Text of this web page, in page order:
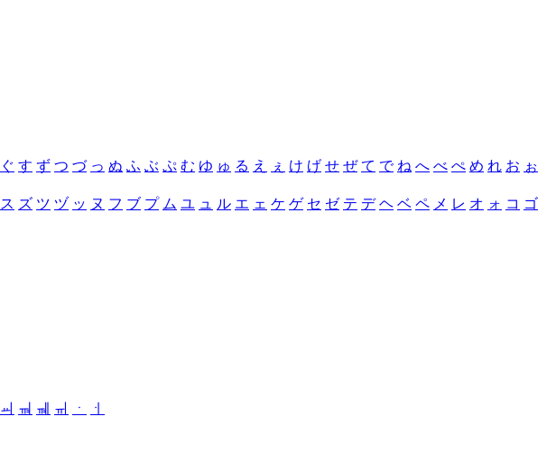
ぐ す ず つ づ っ ぬ ふ ぶ ぷ む ゆ ゅ る え ぇ け げ せ ぜ て で ね へ べ ぺ め れ お ぉ
ス ズ ツ ヅ ッ ヌ フ ブ プ ム ユ ュ ル エ ェ ケ ゲ セ ゼ テ デ ヘ ベ ペ メ レ オ ォ コ ゴ
ㆉ ㆊ ㆋ ㆌ ㆍ
ㆎ